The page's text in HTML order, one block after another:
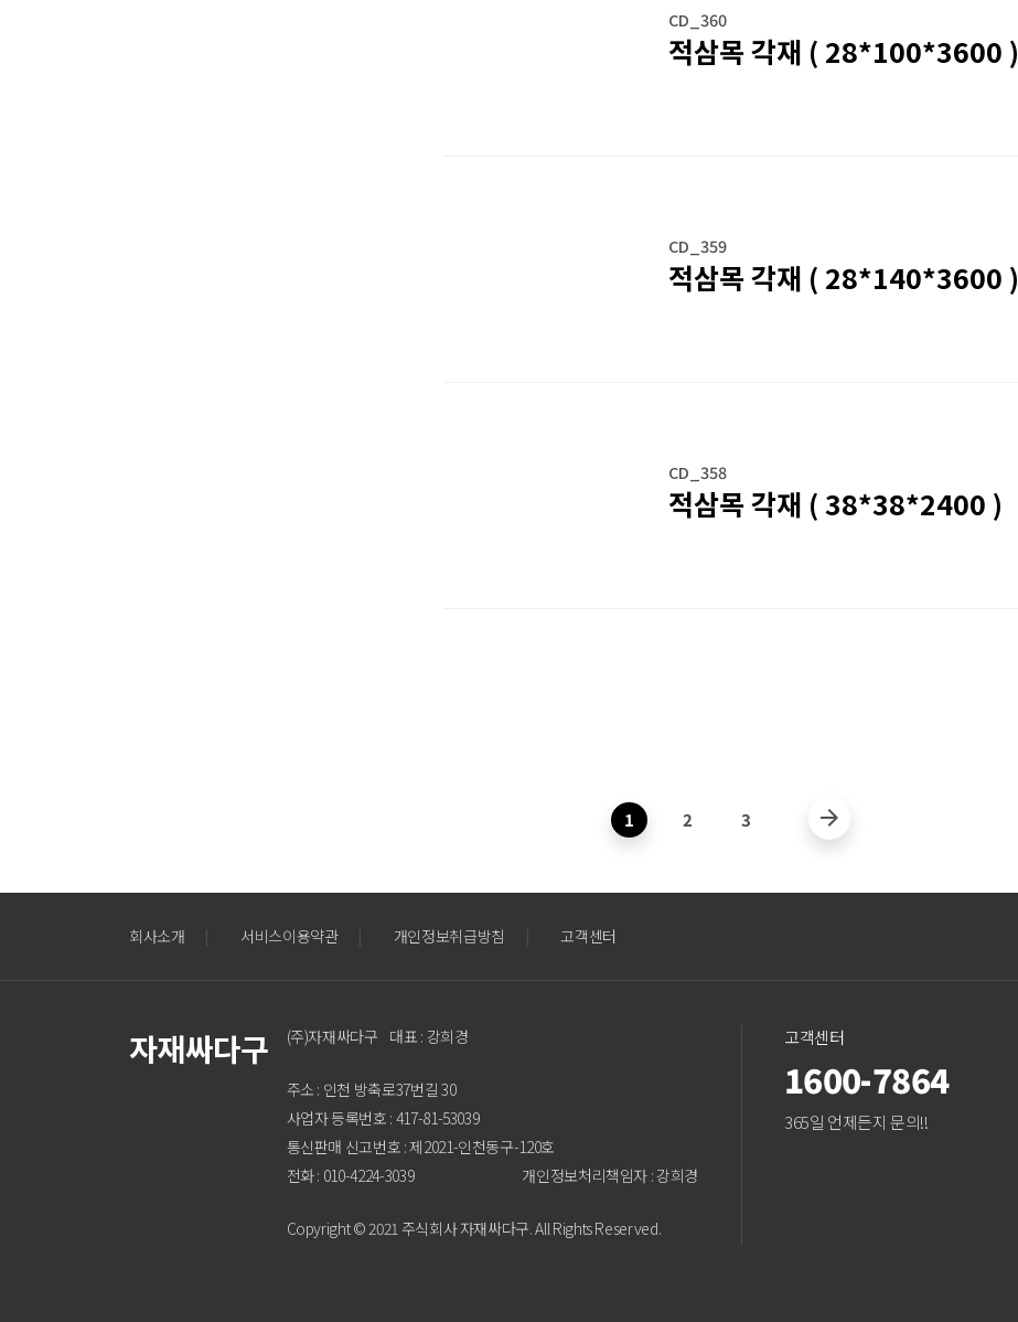
CD_360
적삼목 각재 ( 28*100*3600 )
CD_359
적삼목 각재 ( 28*140*3600 )
CD_358
적삼목 각재 ( 38*38*2400 )
1 2 3 arrow_forward
회사소개 | 서비스이용약관 | 개인정보취급방침 | 고객센터
자재싸다구 (주)자재싸다구 대표 : 강희경
주소 : 인천 방축로37번길 30
사업자 등록번호 : 417-81-53039
통신판매 신고번호 : 제2021-인천동구-120호
전화 : 010-4224-3039
개인정보처리책임자 : 강희경
Copyright © 2021 주식회사 자재싸다구. All Rights Reserved.
고객센터
1600-7864
365일 언제든지 문의!!